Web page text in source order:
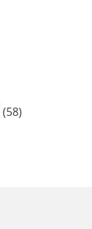
(58)